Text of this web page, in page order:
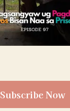
Subscribe Now